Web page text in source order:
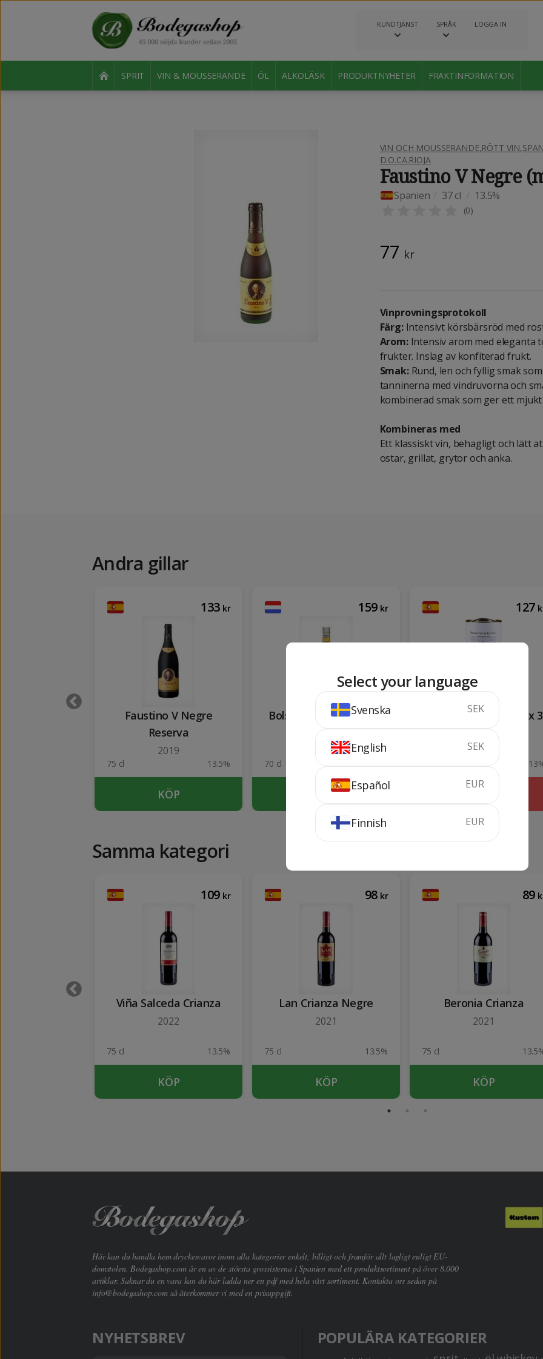
KUNDTJÄNST SPRÅK LOGGA IN
SPRIT VIN & MOUSSERANDE ÖL ALKOLÄSK PRODUKTNYHETER FRAKTINFORMATION
VIN OCH MOUSSERANDE,RÖTT VIN,
D.O.CA.RIOJA
Faustino V Negre
Spanien 37 cl 13.5%
(0)
77 kr
Vinprovningsprotokoll
Färg:Intensivt körsbärsröd med
Arom:Intensiv arom med eleganta
frukter. Inslag av konfiterad frukt.
Smak:Rund, len och fyllig smak
tanninerna med vindruvorna och
kombinerad smak som ger ett
Kombineras med
Ett klassiskt vin, behagligt och lätt
ostar, grillat, grytor och anka.
Andra gillar
133 kr
Faustino V Negre
Reserva
2019
75 cl 13.5%
KÖP
159 kr
Bols Crema de Banana
70 cl 17%
KÖP
127
Cuba Vieja Bag in box 3
L
3 liter
SLUTSÅLD
Samma kategori
109 kr
Viña Salceda Crianza
2022
75 cl 13.5%
KÖP
98 kr
Lan Crianza Negre
2021
75 cl 13.5%
KÖP
89
Beronia Crianza
2021
75 cl
KÖP
Här kan du handla hem dryckesvaror inom alla kategorier enkelt, billigt och framför allt lagligt enligt EU-
domstolen. Bodegashop.com är en av de största grossisterna i Spanien med ett produktsortiment på över 8.000
artiklar. Saknar du en vara kan du här ladda ner en pdf med hela vårt sortiment. Kontakta oss sedan på
info@bodegashop.comså återkommer vi med en prisuppgift.
NYHETSBREV POPULÄRA KATEGORIER
Select your language
Svenska SEK
English SEK
Español EUR
Finnish EUR